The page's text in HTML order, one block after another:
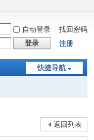
自动登录
找回密码
登录 注册
快捷导航
返回列表